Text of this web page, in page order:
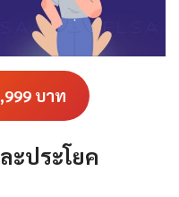
บาท
ะประโยค